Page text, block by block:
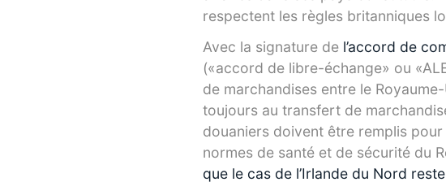
respectent les règles britanniques
Avec la signature del’accord de
(«accord de libre-échange» ou
de marchandises entre le Royaume-
toujours au transfert de
douaniers doivent être remplis
normes de santé et de sécurité du
que le cas de l’Irlande du Nord